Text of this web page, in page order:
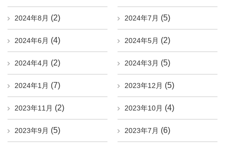
2024年8月 (2) 2024年7月 (5)
2024年6月 (4) 2024年5月 (2)
2024年4月 (2) 2024年3月 (5)
2024年1月 (7) 2023年12月 (5)
2023年11月 (2) 2023年10月 (4)
2023年9月 (5) 2023年7月 (6)